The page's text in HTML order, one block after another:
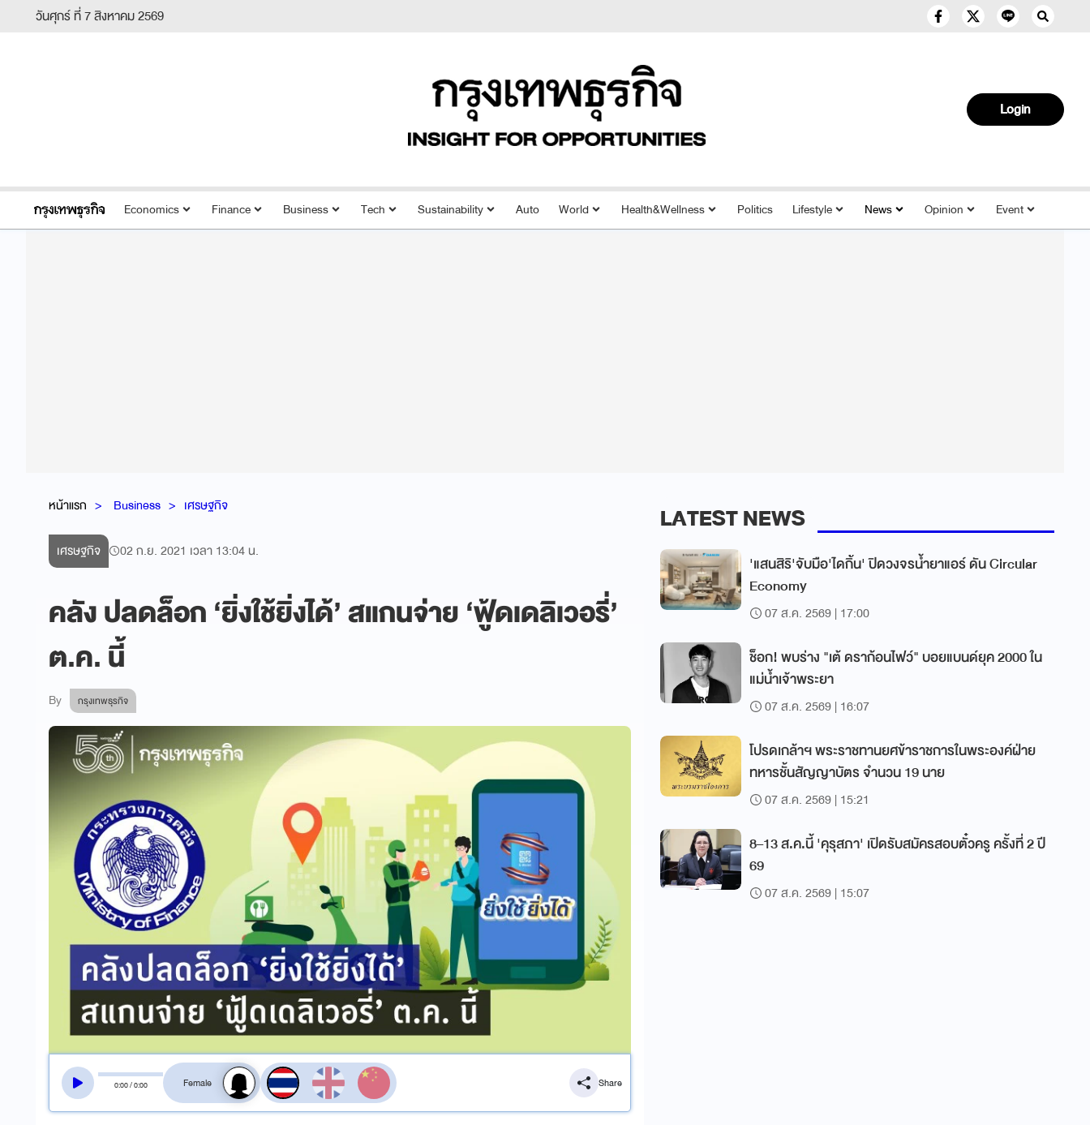
วันศุกร์ ที่ 7 สิงหาคม 2569
Login
Economics Finance Business Tech Sustainability Auto World Health&Wellness Politics Lifestyle News Opinion Event
หน้าแรก Business เศรษฐกิจ
เศรษฐกิจ 02 ก.ย. 2021 เวลา 13:04 น.
คลัง ปลดล็อก ‘ยิ่งใช้ยิ่งได้’ สแกนจ่าย ‘ฟู้ดเดลิเวอรี่’
ต.ค. นี้
By กรุงเทพธุรกิจ
0:00/0:00
สลับเสียงอ่าน
Share
LATEST NEWS
'แสนสิริ'จับมือ'ไดกิ้น' ปิดวงจรน้ำยาแอร์ ดัน Circular
Economy
07 ส.ค. 2569 | 17:00
ช็อก! พบร่าง "เต้ ดราก้อนไฟว์" บอยแบนด์ยุค 2000 ใน
แม่น้ำเจ้าพระยา
07 ส.ค. 2569 | 16:07
โปรดเกล้าฯ พระราชทานยศข้าราชการในพระองค์ฝ่าย
ทหารชั้นสัญญาบัตร จำนวน 19 นาย
07 ส.ค. 2569 | 15:21
8–13 ส.ค.นี้ 'คุรุสภา' เปิดรับสมัครสอบตั๋วครู ครั้งที่ 2 ปี
69
07 ส.ค. 2569 | 15:07